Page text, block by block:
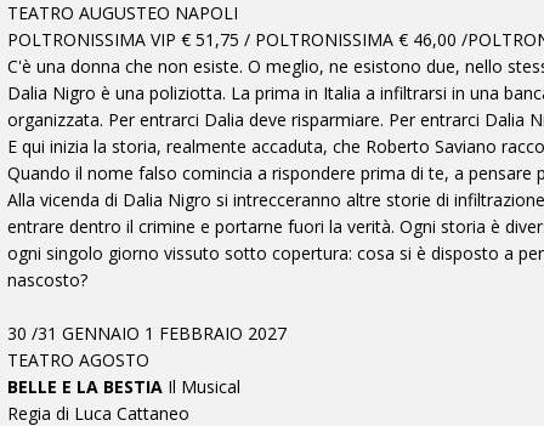
TEATRO AUGUSTEO NAPOLI
POLTRONISSIMA VIP € 51,75 / POLTRONISSIMA € 46,00 /
C'è una donna che non esiste. O meglio, ne esistono due, nello
Dalia Nigro è una poliziotta. La prima in Italia a infiltrarsi in una
organizzata. Per entrarci Dalia deve risparmiare. Per entrarci Dalia
E qui inizia la storia, realmente accaduta, che Roberto Saviano
Quando il nome falso comincia a rispondere prima di te, a pensare
Alla vicenda di Dalia Nigro si intrecceranno altre storie di
entrare dentro il crimine e portarne fuori la verità. Ogni storia è
ogni singolo giorno vissuto sotto copertura: cosa si è disposto a
nascosto?
30 /31 GENNAIO 1 FEBBRAIO 2027
TEATRO AGOSTO
BELLE E LA BESTIA Il Musical
Regia di Luca Cattaneo